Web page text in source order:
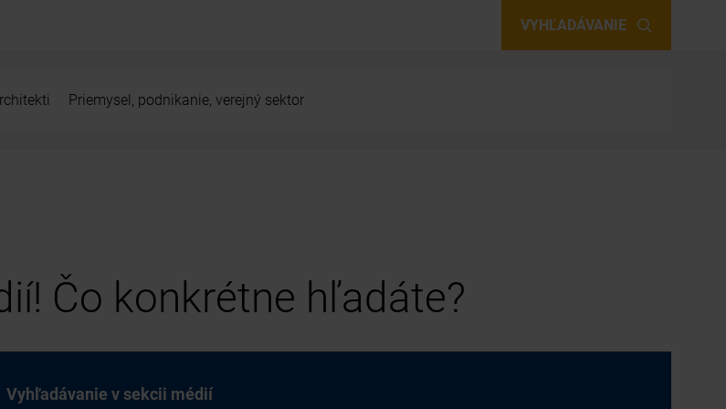
VYHĽADÁVANIE
Priemysel, podnikanie, verejný sektor
Čo konkrétne hľadáte?
Vyhľadávanie v sekcii médií